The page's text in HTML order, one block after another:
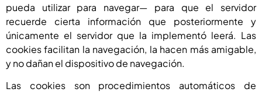
pueda utilizar para navegar— para que el servidor
recuerde cierta información que posteriormente y
únicamente el servidor que la implementó leerá. Las
cookies facilitan la navegación, la hacen más amigable,
y no dañan el dispositivo de navegación.
Las cookies son procedimientos automáticos de